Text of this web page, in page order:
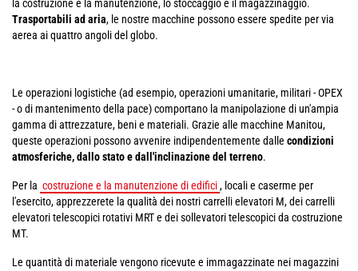
la costruzione e la manutenzione, lo stoccaggio e il magazzinaggio.
Trasportabili ad aria, le nostre macchine possono essere spedite per via
aerea ai quattro angoli del globo.
Le operazioni logistiche (ad esempio, operazioni umanitarie, militari - OPEX
- o di mantenimento della pace) comportano la manipolazione di un'ampia
gamma di attrezzature, beni e materiali. Grazie alle macchine Manitou,
queste operazioni possono avvenire indipendentemente dalle condizioni
atmosferiche, dallo stato e dall'inclinazione del terreno.
Per la costruzione e la manutenzione di edifici, locali e caserme per
l'esercito, apprezzerete la qualità dei nostri carrelli elevatori M, dei carrelli
elevatori telescopici rotativi MRT e dei sollevatori telescopici da costruzione
MT.
Le quantità di materiale vengono ricevute e immagazzinate nei magazzini